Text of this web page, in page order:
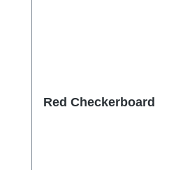
Red Checkerboard